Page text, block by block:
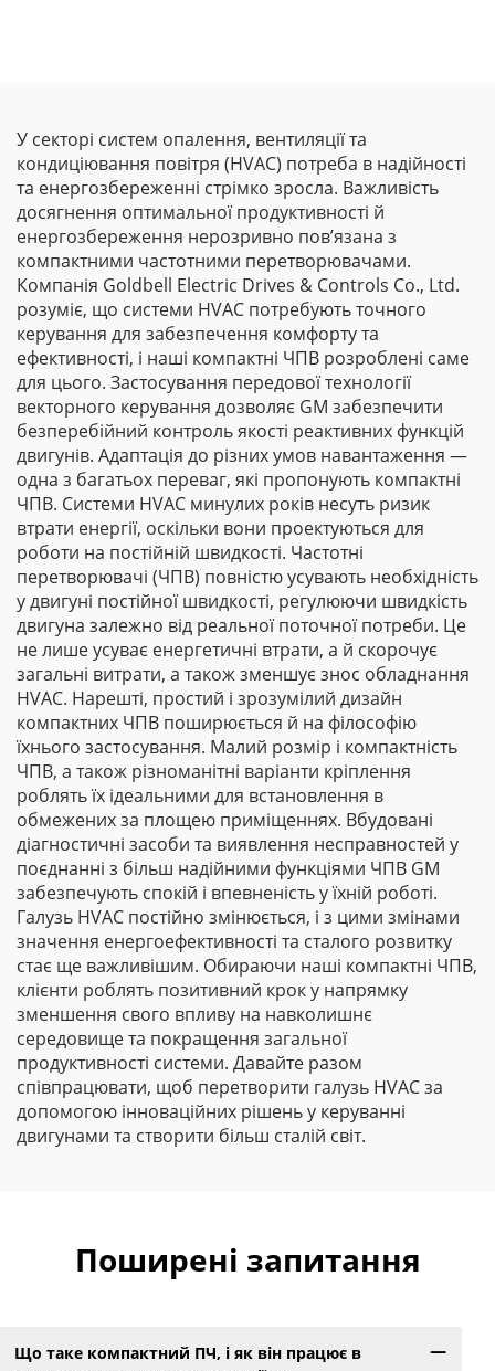
У секторі систем опалення, вентиляції та
кондиціювання повітря (HVAC) потреба в надійності
та енергозбереженні стрімко зросла. Важливість
досягнення оптимальної продуктивності й
енергозбереження нерозривно пов’язана з
компактними частотними перетворювачами.
Компанія Goldbell Electric Drives & Controls Co., Ltd.
розуміє, що системи HVAC потребують точного
керування для забезпечення комфорту та
ефективності, і наші компактні ЧПВ розроблені саме
для цього. Застосування передової технології
векторного керування дозволяє GM забезпечити
безперебійний контроль якості реактивних функцій
двигунів. Адаптація до різних умов навантаження —
одна з багатьох переваг, які пропонують компактні
ЧПВ. Системи HVAC минулих років несуть ризик
втрати енергії, оскільки вони проектуються для
роботи на постійній швидкості. Частотні
перетворювачі (ЧПВ) повністю усувають необхідність
у двигуні постійної швидкості, регулюючи швидкість
двигуна залежно від реальної поточної потреби. Це
не лише усуває енергетичні втрати, а й скорочує
загальні витрати, а також зменшує знос обладнання
HVAC. Нарешті, простий і зрозумілий дизайн
компактних ЧПВ поширюється й на філософію
їхнього застосування. Малий розмір і компактність
ЧПВ, а також різноманітні варіанти кріплення
роблять їх ідеальними для встановлення в
обмежених за площею приміщеннях. Вбудовані
діагностичні засоби та виявлення несправностей у
поєднанні з більш надійними функціями ЧПВ GM
забезпечують спокій і впевненість у їхній роботі.
Галузь HVAC постійно змінюється, і з цими змінами
значення енергоефективності та сталого розвитку
стає ще важливішим. Обираючи наші компактні ЧПВ,
клієнти роблять позитивний крок у напрямку
зменшення свого впливу на навколишнє
середовище та покращення загальної
продуктивності системи. Давайте разом
співпрацювати, щоб перетворити галузь HVAC за
допомогою інноваційних рішень у керуванні
двигунами та створити більш сталій світ.
Поширені запитання
Що таке компактний ПЧ, і як він працює в